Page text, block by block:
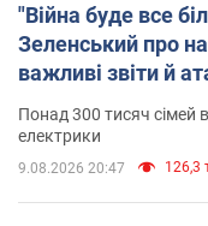
"Війна буде все
Зеленський про
важливі звіти й
Понад 300 тисяч сімей
електрики
9.08.2026 20:47 126,3